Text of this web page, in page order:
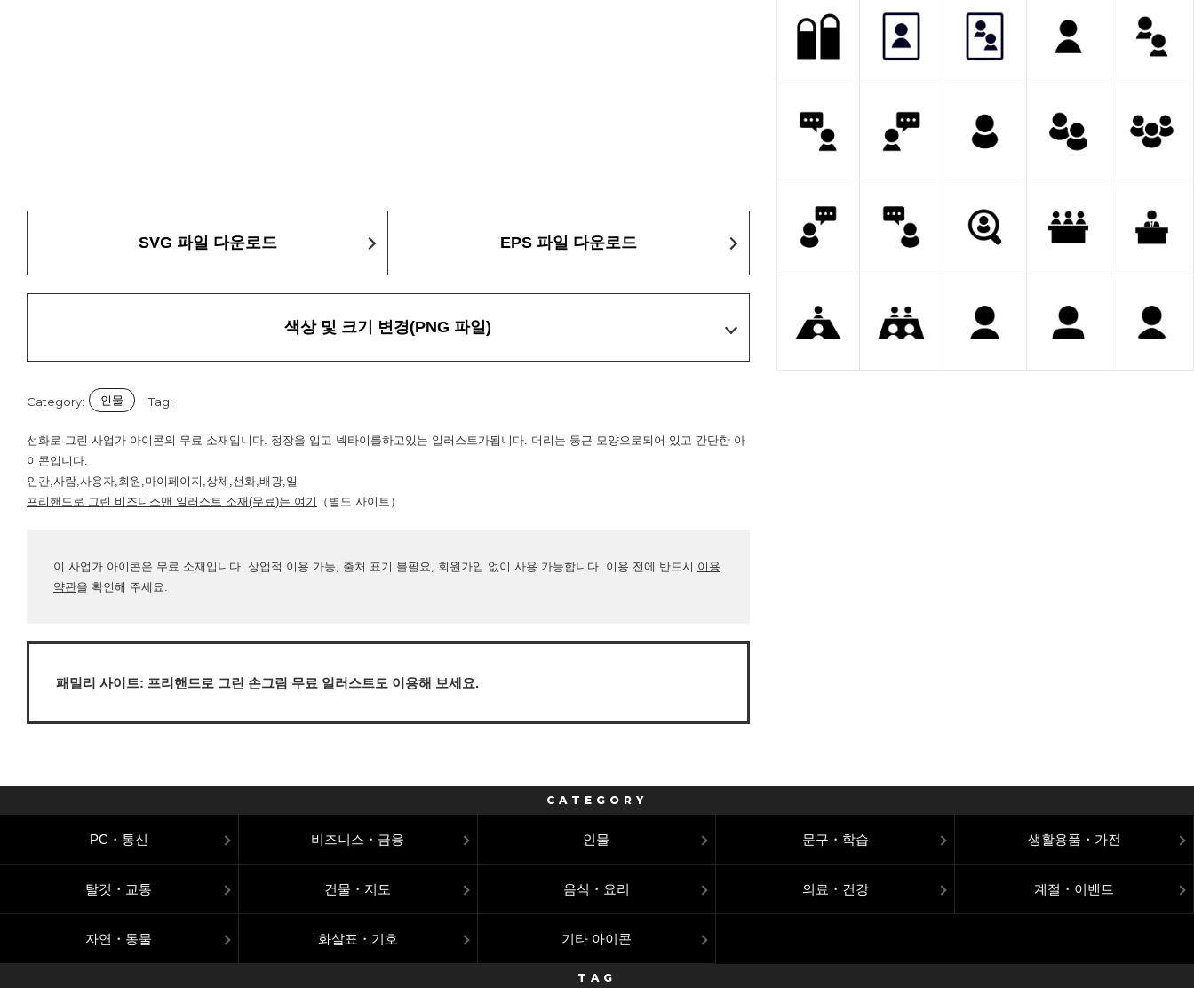
SVG 파일 다운로드 EPS 파일 다운로드
색상 및 크기 변경(PNG 파일)
Category: 인물 Tag:
선화로 그린 사업가 아이콘의 무료 소재입니다. 정장을 입고 넥타이를하고있는 일러스트가됩니다. 머리는 둥근 모양으로되어 있고 간단한 아
이콘입니다.
인간,사람,사용자,회원,마이페이지,상체,선화,배광,일
프리핸드로 그린 비즈니스맨 일러스트 소재(무료)는 여기
（별도 사이트）
이 사업가 아이콘은 무료 소재입니다. 상업적 이용 가능, 출처 표기 불필요, 회원가입 없이 사용 가능합니다. 이용 전에 반드시 이용
약관을 확인해 주세요.
패밀리 사이트: 프리핸드로 그린 손그림 무료 일러스트도 이용해 보세요.
CATEGORY
PC・통신 비즈니스・금융 인물 문구・학습 생활용품・가전
탈것・교통 건물・지도 음식・요리 의료・건강 계절・이벤트
자연・동물 화살표・기호 기타 아이콘
TAG